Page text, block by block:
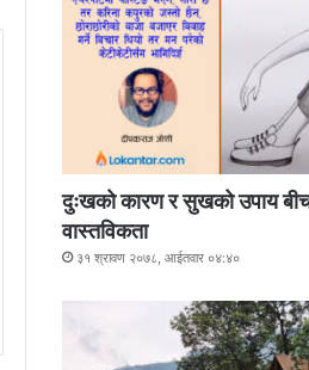
दुःखको कारण र सुखको उपाय
वास्तविकता
३१ श्रावण २०७८, आईतवार ०४:४०